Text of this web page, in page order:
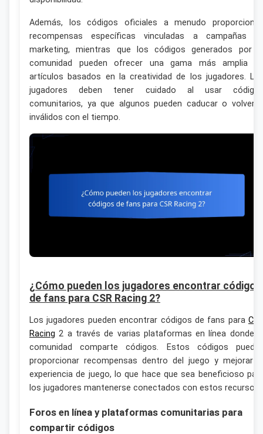
Además, los códigos oficiales a menudo
recompensas específicas vinculadas a campañas
marketing, mientras que los códigos generados por
comunidad pueden ofrecer una gama más amplia
artículos basados en la creatividad de los jugadores.
jugadores deben tener cuidado al usar
comunitarios, ya que algunos pueden caducar o
inválidos con el tiempo.
¿Cómo pueden los jugadores encontrar códigos
de fans para CSR Racing 2?
Los jugadores pueden encontrar códigos de fans para
Racing 2 a través de varias plataformas en línea donde
comunidad comparte códigos. Estos códigos
proporcionar recompensas dentro del juego y mejorar
experiencia de juego, lo que hace que sea beneficioso
los jugadores mantenerse conectados con estos recursos.
Foros en línea y plataformas comunitarias para
compartir códigos